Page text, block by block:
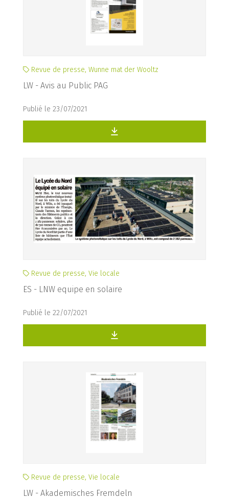
Revue de presse, Wunne mat der Wooltz
LW - Avis au Public PAG
Publié le 23/07/2021
Revue de presse, Vie locale
ES - LNW equipe en solaire
Publié le 22/07/2021
Revue de presse, Vie locale
LW - Akademisches Fremdeln